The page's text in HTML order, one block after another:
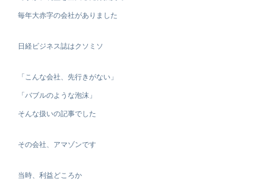
毎年大赤字の会社がありました
日経ビジネス誌はクソミソ
「こんな会社、先行きがない」
「バブルのような泡沫」
そんな扱いの記事でした
その会社、アマゾンです
当時、利益どころか